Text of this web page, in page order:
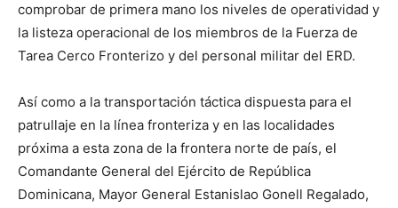
comprobar de primera mano los niveles de operatividad y
la listeza operacional de los miembros de la Fuerza de
Tarea Cerco Fronterizo y del personal militar del ERD.
Así como a la transportación táctica dispuesta para el
patrullaje en la línea fronteriza y en las localidades
próxima a esta zona de la frontera norte de país, el
Comandante General del Ejército de República
Dominicana, Mayor General Estanislao Gonell Regalado,